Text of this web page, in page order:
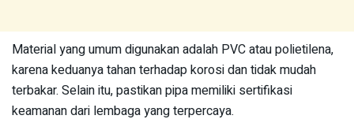
Material yang umum digunakan adalah PVC atau polietilena,
karena keduanya tahan terhadap korosi dan tidak mudah
terbakar. Selain itu, pastikan pipa memiliki sertifikasi
keamanan dari lembaga yang terpercaya.